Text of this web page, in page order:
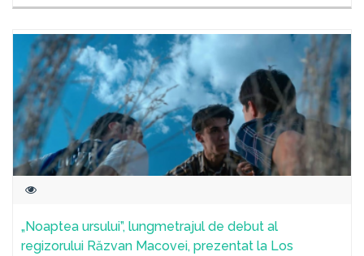
„Noaptea ursului”, lungmetrajul de debut al
regizorului Răzvan Macovei, prezentat la Los